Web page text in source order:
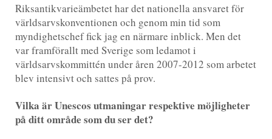
Riksantikvarieämbetet har det nationella ansvaret för
världsarvskonventionen och genom min tid som
myndighetschef fick jag en närmare inblick. Men det
var framförallt med Sverige som ledamot i
världsarvskommittén under åren 2007-2012 som arbetet
blev intensivt och sattes på prov.
Vilka är Unescos utmaningar respektive möjligheter
på ditt område som du ser det?